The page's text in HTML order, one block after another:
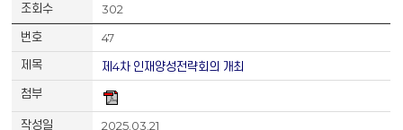
302
47
제4차 인재양성전략회의 개최
2025.03.21